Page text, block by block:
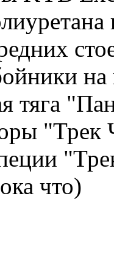
на
тяга
"Трек
что)